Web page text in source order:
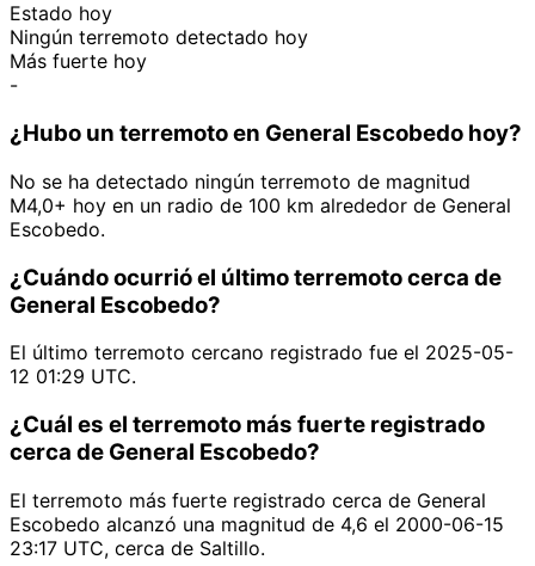
Estado hoy
Ningún terremoto detectado hoy
Más fuerte hoy
-
¿Hubo un terremoto en General Escobedo hoy?
No se ha detectado ningún terremoto de magnitud
M4,0+ hoy en un radio de 100 km alrededor de General
Escobedo.
¿Cuándo ocurrió el último terremoto cerca de
General Escobedo?
El último terremoto cercano registrado fue el 2025-05-
12 01:29 UTC.
¿Cuál es el terremoto más fuerte registrado
cerca de General Escobedo?
El terremoto más fuerte registrado cerca de General
Escobedo alcanzó una magnitud de 4,6 el 2000-06-15
23:17 UTC, cerca de Saltillo.